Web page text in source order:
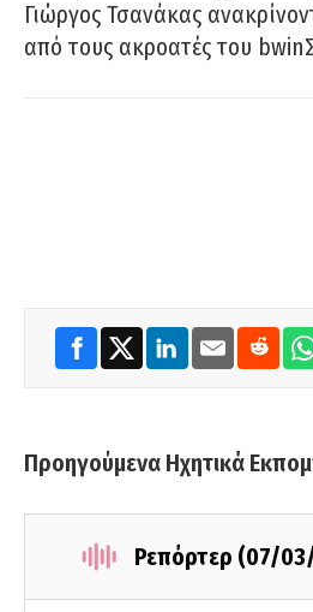
Γιώργος Τσανάκας
από τους ακροατές του
Προηγούμενα Ηχητικά
Ρεπόρτερ (07/